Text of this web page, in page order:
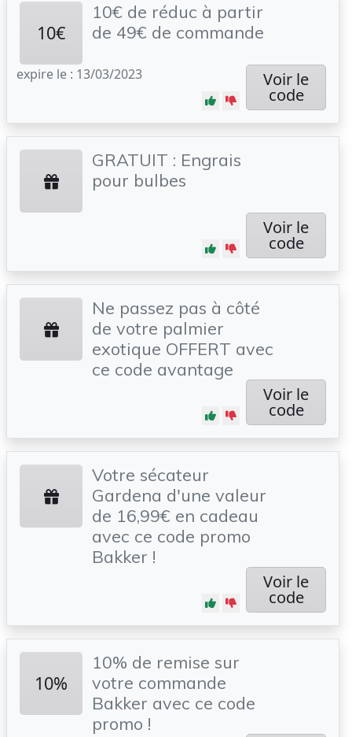
10€
10€ de réduc à partir
de 49€ de commande
expire le : 13/03/2023 Voir le
code
GRATUIT : Engrais
pour bulbes
Voir le
code
Ne passez pas à côté
de votre palmier
exotique OFFERT avec
ce code avantage
Voir le
code
Votre sécateur
Gardena d'une valeur
de 16,99€ en cadeau
avec ce code promo
Bakker !
Voir le
code
10%
10% de remise sur
votre commande
Bakker avec ce code
promo !